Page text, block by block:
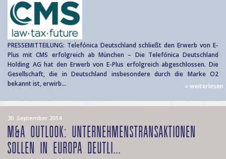
PRESSEMITTEILUNG: Telefónica Deutschland schließt den Erwerb von E-
Plus mit CMS erfolgreich ab München – Die Telefónica Deutschland
Holding AG hat den Erwerb von E-Plus erfolgreich abgeschlossen. Die
Gesellschaft, die in Deutschland insbesondere durch die Marke O2
bekannt ist, erwirb...
» weiterlesen
30. September 2014
M&A OUTLOOK: UNTERNEHMENSTRANSAKTIONEN
SOLLEN IN EUROPA DEUTLI...